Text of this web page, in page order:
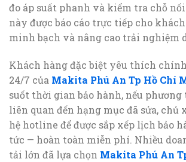
đo áp suất phanh và kiểm tra chỗ
này được báo cáo trực tiếp cho
minh bạch và nâng cao trải nghiệm
Khách hàng đặc biệt yêu thích
24/7 của Makita Phú An Tp Hồ Chí
suốt thời gian bảo hành, nếu phương
liên quan đến hạng mục đã sửa, chủ
hệ hotline để được sắp xếp lịch bảo
tức — hoàn toàn miễn phí. Nhiều
tải lớn đã lựa chọn Makita Phú An